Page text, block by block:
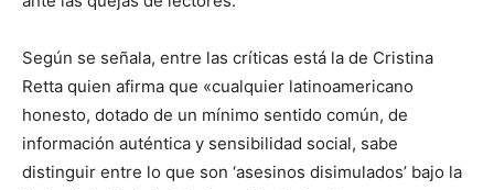
Según se señala, entre las críticas está la de Cristina
Retta quien afirma que «cualquier latinoamericano
honesto, dotado de un mínimo sentido común, de
información auténtica y sensibilidad social, sabe
distinguir entre lo que son ‘asesinos disimulados’ bajo la